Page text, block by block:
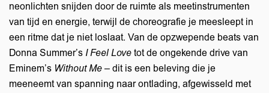
neonlichten snijden door de ruimte als meetinstrumenten
van tijd en energie, terwijl de choreografie je meesleept in
een ritme dat je niet loslaat. Van de opzwepende beats van
Donna Summer’s I Feel Love tot de ongekende drive van
Eminem’s Without Me– dit is een beleving die je
meeneemt van spanning naar ontlading, afgewisseld met